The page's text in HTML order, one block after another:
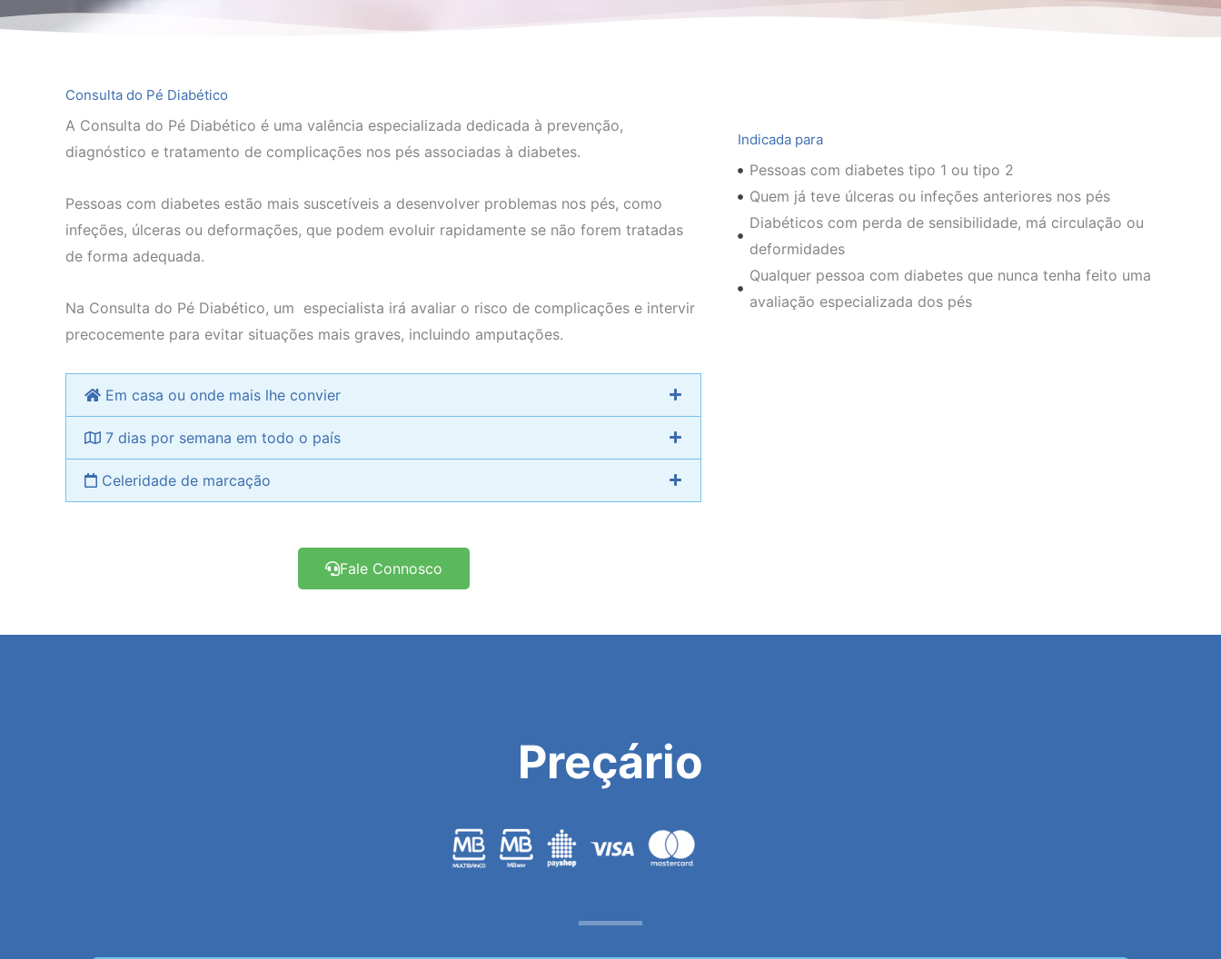
Consulta do Pé Diabético
A Consulta do Pé Diabético é uma valência especializada dedicada à prevenção,
diagnóstico e tratamento de complicações nos pés associadas à diabetes.
Pessoas com diabetes estão mais suscetíveis a desenvolver problemas nos pés, como
infeções, úlceras ou deformações, que podem evoluir rapidamente se não forem tratadas
de forma adequada.
Na Consulta do Pé Diabético, um especialista irá avaliar o risco de complicações e intervir
precocemente para evitar situações mais graves, incluindo amputações.
Em casa ou onde mais lhe convier
7 dias por semana em todo o país
Celeridade de marcação
Fale Connosco
Indicada para
Pessoas com diabetes tipo 1 ou tipo 2
Quem já teve úlceras ou infeções anteriores nos pés
Diabéticos com perda de sensibilidade, má circulação ou
deformidades
Qualquer pessoa com diabetes que nunca tenha feito uma
avaliação especializada dos pés
Preçário